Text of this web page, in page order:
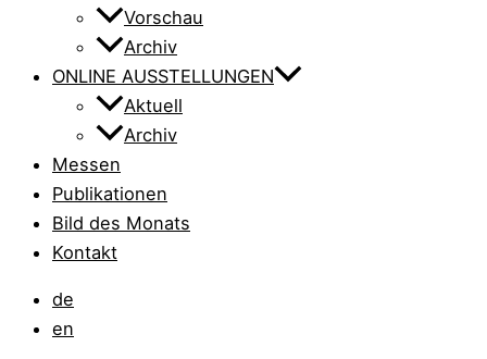
Vorschau
Archiv
ONLINE AUSSTELLUNGEN
Aktuell
Archiv
Messen
Publikationen
Bild des Monats
Kontakt
de
en